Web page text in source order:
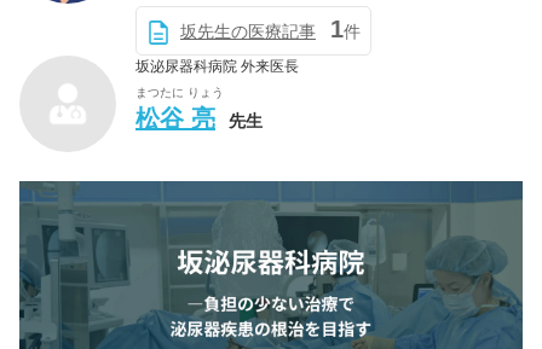
坂先生の医療記事 1件
坂泌尿器科病院 外来医長
まつたに りょう
松谷 亮 先生